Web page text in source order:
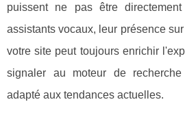
puissent ne pas être
assistants vocaux, leur présence
votre site peut toujours enrichir
signaler au moteur de
adapté aux tendances actuelles.